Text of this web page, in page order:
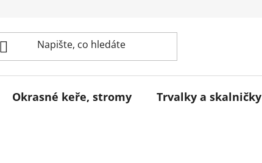
Okrasné keře, stromy Trvalky a skalničky